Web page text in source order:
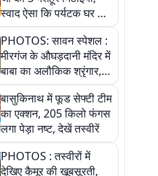
स्वाद ऐसा कि पर्यटक घर ले
जाना नहीं भूलते, तस्वीरों में
देखें
PHOTOS: सावन स्पेशल :
मीरगंज के औघड़दानी मंदिर में
बाबा का अलौकिक श्रृंगार,
तस्वीरों में देखें महादेव के कई
मनमोहक स्वरूप
बासुकिनाथ में फूड सेफ्टी टीम
का एक्शन, 205 किलो फंगस
लगा पेड़ा नष्ट, देखें तस्वीरें
PHOTOS : तस्वीरों में
देखिए कैमूर की खूबसूरती,